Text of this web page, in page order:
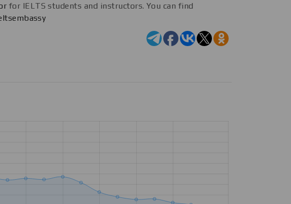
for IELTS students and instructors. You can find